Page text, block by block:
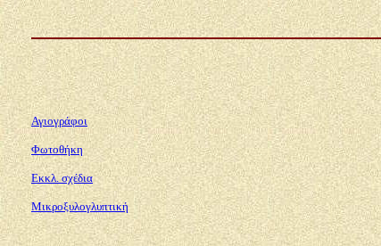
Αγιογράφοι
Φωτοθήκη
Εκκλ. σχέδια
Μικροξυλογλυπτική